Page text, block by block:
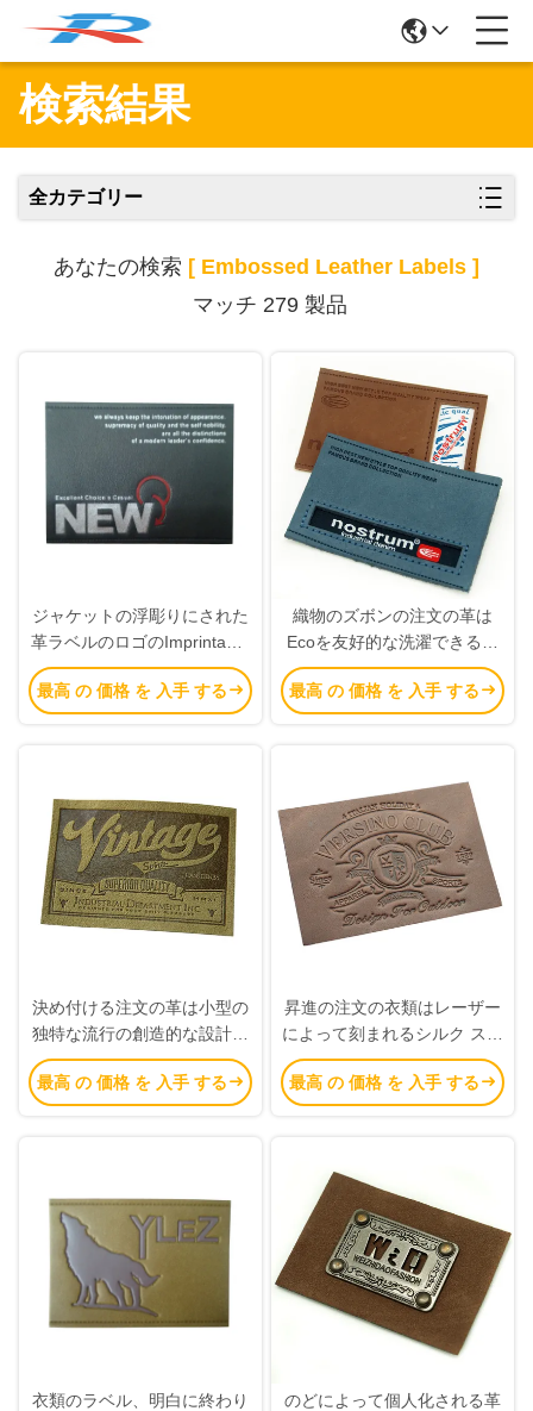
検索結果
全カテゴリー
あなたの検索 [ Embossed Leather Labels ]
マッチ 279 製品
ジャケットの浮彫りにされた
革ラベルのロゴのImprintable
のスエードは一見3Dの効果を
燃やしました
最高 の 価格 を 入手 する
織物のズボンの注文の革は
Ecoを友好的な洗濯できる長
い耐久性と分類します
最高 の 価格 を 入手 する
決め付ける注文の革は小型の
独特な流行の創造的な設計を
分類します
最高 の 価格 を 入手 する
昇進の注文の衣類はレーザー
によって刻まれるシルク スク
リーンによって印刷される広
告を分類します
最高 の 価格 を 入手 する
衣類のラベル、明白に終わり
のどによって個人化される革